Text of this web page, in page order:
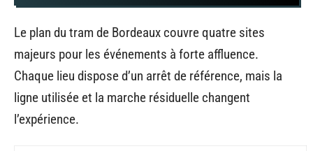
Le plan du tram de Bordeaux couvre quatre sites
majeurs pour les événements à forte affluence.
Chaque lieu dispose d’un arrêt de référence, mais la
ligne utilisée et la marche résiduelle changent
l’expérience.